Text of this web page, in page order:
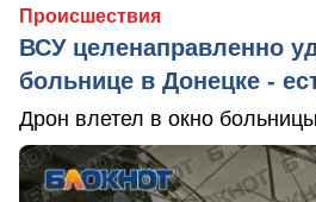
Происшествия
ВСУ целенаправленно
больнице в Донецке -
Дрон влетел в окно больницы